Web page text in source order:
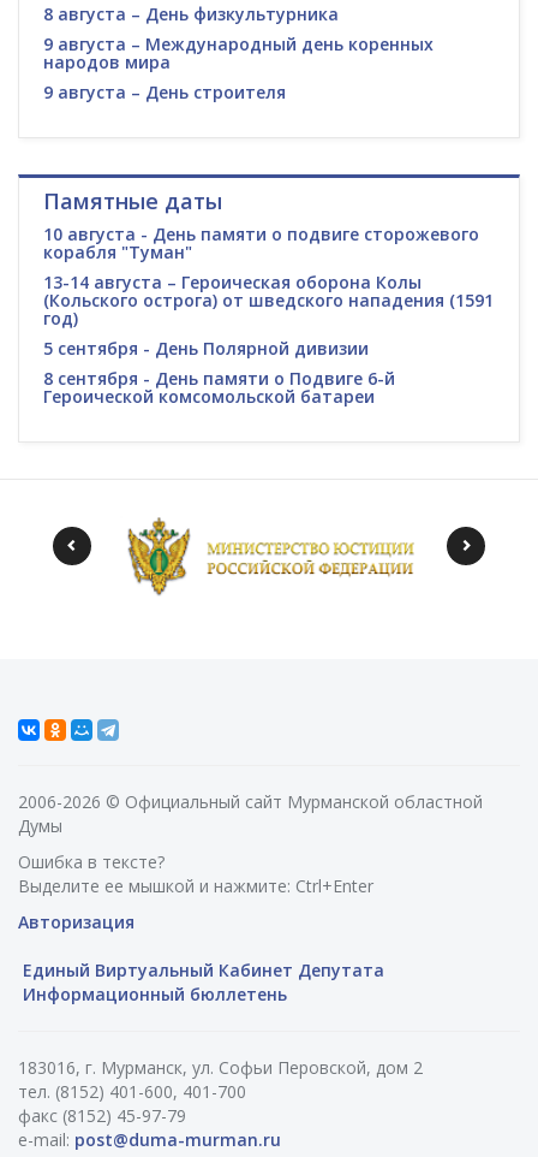
8 августа – День физкультурника
9 августа – Международный день коренных
народов мира
9 августа – День строителя
Памятные даты
10 августа - День памяти о подвиге сторожевого
корабля "Туман"
13-14 августа – Героическая оборона Колы
(Кольского острога) от шведского нападения (1591
год)
5 сентября - День Полярной дивизии
8 сентября - День памяти о Подвиге 6-й
Героической комсомольской батареи
2006-2026 © Официальный сайт Мурманской областной
Думы
Ошибка в тексте?
Выделите ее мышкой и нажмите: Ctrl+Enter
Авторизация
Единый Виртуальный Кабинет Депутата
Информационный бюллетень
183016, г. Мурманск, ул. Софьи Перовской, дом 2
тел. (8152) 401-600, 401-700
факс (8152) 45-97-79
e-mail: post@duma-murman.ru